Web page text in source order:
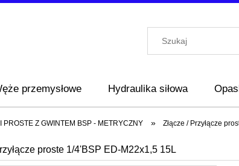
przemysłowe Hydraulika siłowa
PROSTE Z GWINTEM BSP - METRYCZNY » Złącze / Przyłącze
proste 1/4'BSP ED-M22x1,5 15L